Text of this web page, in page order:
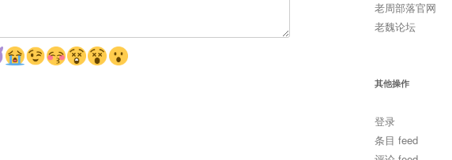
老周部落官网
老魏论坛
其他操作
登录
条目 feed